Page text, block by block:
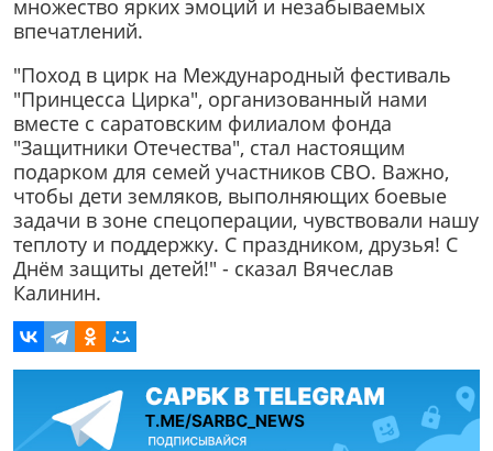
множество ярких эмоций и незабываемых
впечатлений.
"Поход в цирк на Международный фестиваль
"Принцесса Цирка", организованный нами
вместе с саратовским филиалом фонда
"Защитники Отечества", стал настоящим
подарком для семей участников СВО. Важно,
чтобы дети земляков, выполняющих боевые
задачи в зоне спецоперации, чувствовали нашу
теплоту и поддержку. С праздником, друзья! С
Днём защиты детей!" - сказал Вячеслав
Калинин.